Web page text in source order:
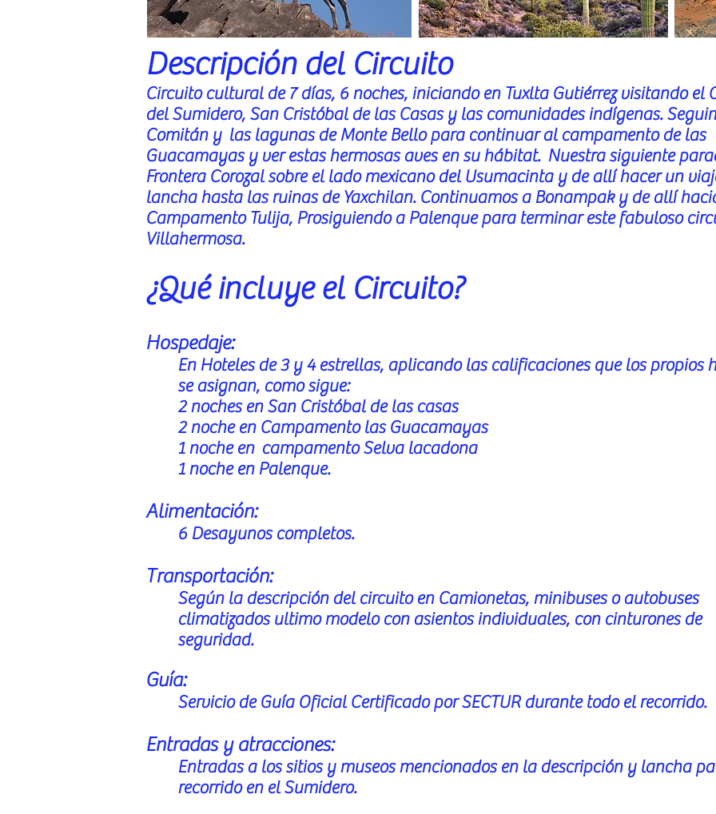
Descripción del Circuito
Circuito cultural de 7 días, 6 noches, iniciando en Tuxlta Gutiérrez visitando el
del Sumidero, San Cristóbal de las Casas y las comunidades indígenas.
Comitán y las lagunas de Monte Bello para continuar al campamento de las
Guacamayas y ver estas hermosas aves en suhábitat. Nuestra siguiente
Frontera Corozal sobre el lado mexicano del Usumacinta y de allí hacer un
lancha hasta las ruinas de Yaxchilan. Continuamos a Bonampak y de allí
Campamento Tulija, Prosiguiendo a Palenque para terminar este fabuloso
Villahermosa.
¿Qué incluye el Circuito?
Hospedaje:
En Hoteles de 3 y 4 estrellas, aplicando las calificaciones que los propios
se asignan, como sigue:
2 noches en San Cristóbal de las casas
2 noche en Campamento las Guacamayas
1 noche en campamento Selva lacadona
1 noche en Palenque.
Alimentación:
6 Desayunos completos.
Transportación:
Según la descripción del circuito en Camionetas, minibuses o autobuses
climatizados ultimo modelo con asientos individuales, con cinturones de
seguridad.
Guía:
Servicio de Guía Oficial Certificado por SECTUR durante todo el recorrido.
Entradas y atracciones:
Entradas a los sitios y museos mencionados en la descripción y lancha
recorrido en el Sumidero.